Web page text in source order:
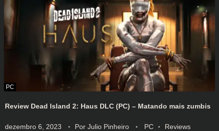
Review Dead Island 2: Haus DLC (PC) – Matando mais zumbis
dezembro 6, 2023 Por Julio Pinheiro PC Reviews